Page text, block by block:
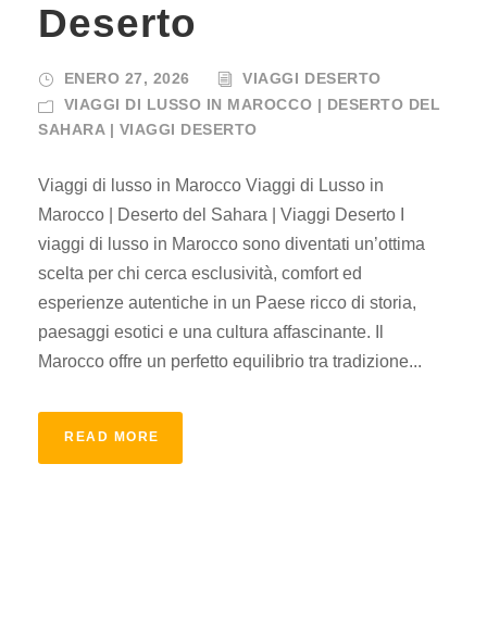
Deserto
ENERO 27, 2026
VIAGGI DESERTO
VIAGGI DI LUSSO IN MAROCCO | DESERTO DEL
SAHARA | VIAGGI DESERTO
Viaggi di lusso in Marocco Viaggi di Lusso in
Marocco | Deserto del Sahara | Viaggi Deserto I
viaggi di lusso in Marocco sono diventati un’ottima
scelta per chi cerca esclusività, comfort ed
esperienze autentiche in un Paese ricco di storia,
paesaggi esotici e una cultura affascinante. Il
Marocco offre un perfetto equilibrio tra tradizione...
READ MORE